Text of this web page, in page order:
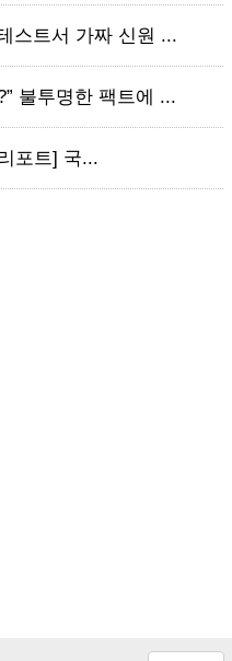
스트서 가짜 신원 ...
불투명한 팩트에 ...
포트] 국...